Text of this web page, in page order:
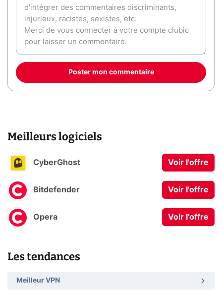
Poster mon commentaire
Meilleurs logiciels
CyberGhost Voir l'offre
Bitdefender Voir l'offre
Opera Voir l'offre
Les tendances
Meilleur VPN